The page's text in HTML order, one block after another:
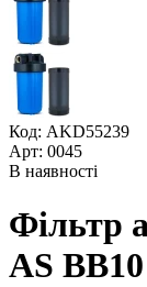
Код: AKD55239
Арт: 0045
В наявності
Фільтр
AS ВВ10